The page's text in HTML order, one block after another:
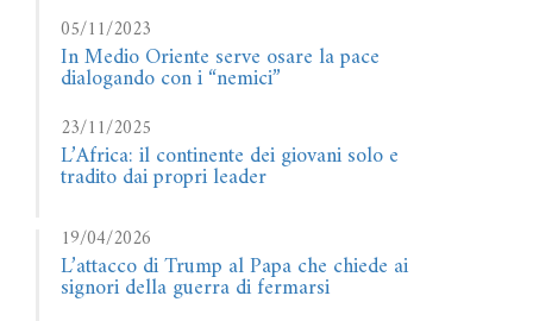
05/11/2023
In Medio Oriente serve osare la pace
dialogando con i “nemici”
23/11/2025
L’Africa: il continente dei giovani solo e
tradito dai propri leader
19/04/2026
L’attacco di Trump al Papa che chiede ai
signori della guerra di fermarsi